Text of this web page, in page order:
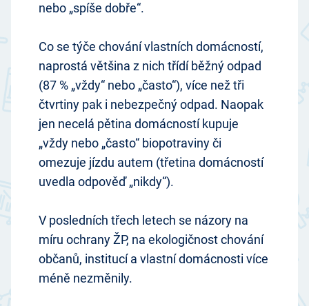
nebo „spíše dobře“.
Co se týče chování vlastních domácností,
naprostá většina z nich třídí běžný odpad
(87 % „vždy“ nebo „často“), více než tři
čtvrtiny pak i nebezpečný odpad. Naopak
jen necelá pětina domácností kupuje
„vždy nebo „často“ biopotraviny či
omezuje jízdu autem (třetina domácností
uvedla odpověď „nikdy“).
V posledních třech letech se názory na
míru ochrany ŽP, na ekologičnost chování
občanů, institucí a vlastní domácnosti více
méně nezměnily.